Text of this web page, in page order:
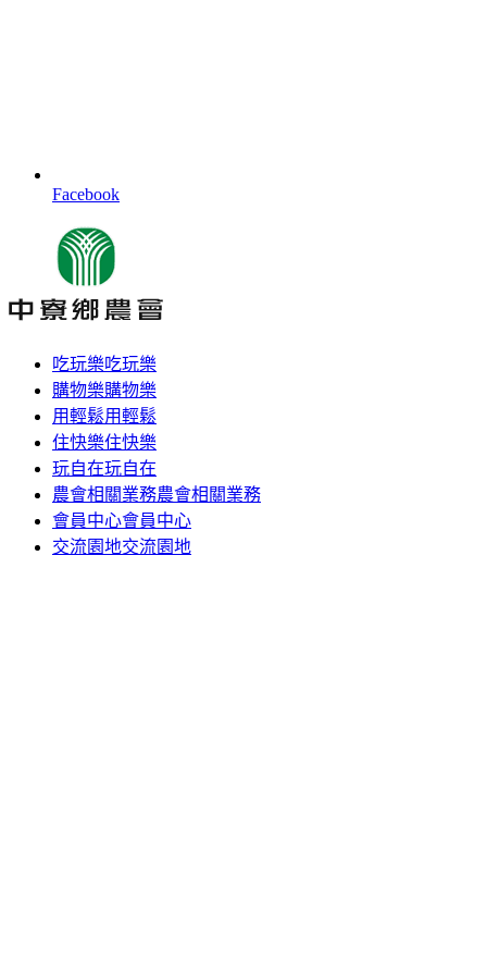
Facebook
吃玩樂吃玩樂
購物樂購物樂
用輕鬆用輕鬆
住快樂住快樂
玩自在玩自在
農會相關業務農會相關業務
會員中心會員中心
交流園地交流園地